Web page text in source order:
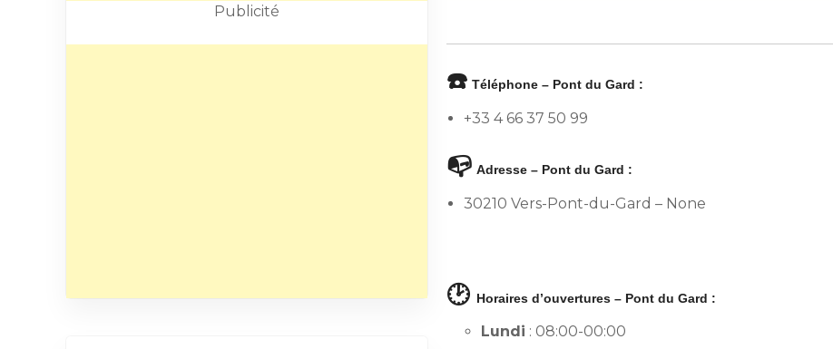
Publicité
☎️ Téléphone – Pont du Gard :
+33 4 66 37 50 99
📭 Adresse – Pont du Gard :
30210 Vers-Pont-du-Gard – None
🕑 Horaires d’ouvertures – Pont du Gard :
Lundi : 08:00-00:00